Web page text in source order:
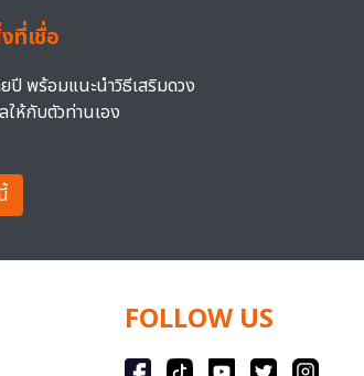
ที่เชื่อ
ปี พร้อมแนะนำวิธีเสริมดวง
ห้กับตัวท่านเอง
FOLLOW US